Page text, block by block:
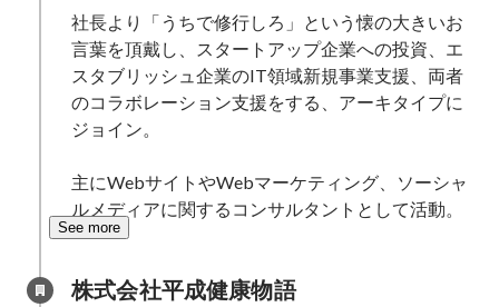
社長より「うちで修行しろ」という懐の大きいお
言葉を頂戴し、スタートアップ企業への投資、エ
スタブリッシュ企業のIT領域新規事業支援、両者
のコラボレーション支援をする、アーキタイプに
ジョイン。
主にWebサイトやWebマーケティング、ソーシャ
ルメディアに関するコンサルタントとして活動。
See more
株式会社平成健康物語